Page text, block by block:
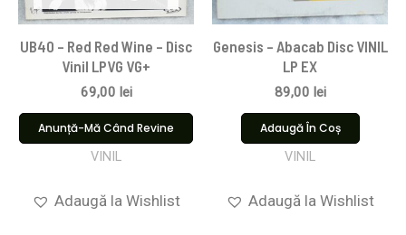
UB40 – Red Red Wine – Disc
Vinil LPVG VG+
69,00 lei
Anunță-Mă Când Revine
VINIL
Adaugă la Wishlist
Genesis – Abacab Disc VINIL
LP EX
89,00 lei
Adaugă În Coș
VINIL
Adaugă la Wishlist